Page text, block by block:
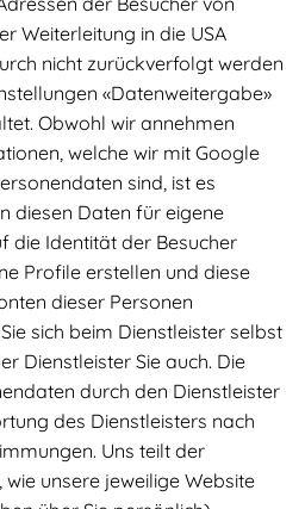
Weiterleitung in die USA
nicht zurückverfolgt werden
«Datenweitergabe»
Obwohl wir annehmen
welche wir mit Google
sind, ist es
diesen Daten für eigene
die Identität der Besucher
Profile erstellen und diese
dieser Personen
sich beim Dienstleister selbst
Dienstleister Sie auch. Die
durch den Dienstleister
des Dienstleisters nach
Uns teilt der
unsere jeweilige Website